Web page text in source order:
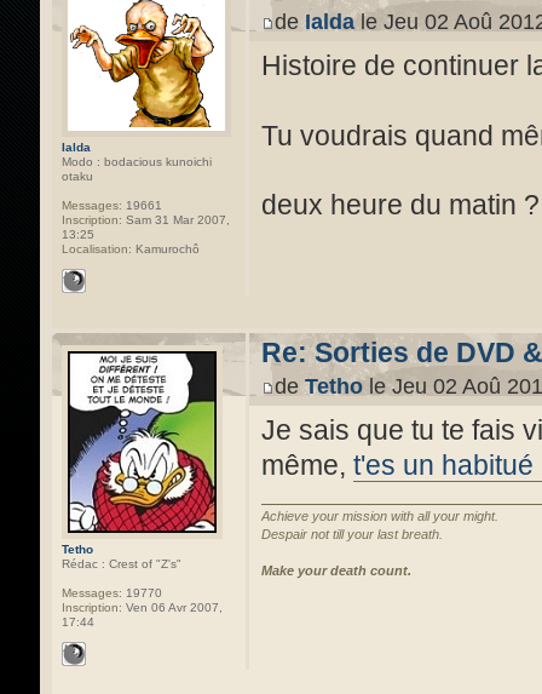
Ialda
Modo : bodacious kunoichi
otaku
Messages: 19661
Inscription: Sam 31 Mar 2007,
13:25
Localisation: Kamurochô
de Ialdale Jeu 02 Aoû
Histoire de continuer
Tu voudrais quand
deux heure du matin
Tetho
Rédac : Crest of "Z's"
Messages: 19770
Inscription: Ven 06 Avr 2007,
17:44
Re: Sorties de DVD
de Tethole Jeu 02 Aoû
Je sais que tu te fais
même, t'es un
Achieve your mission with all your might.
Despair not till your last breath.
Make your death count.